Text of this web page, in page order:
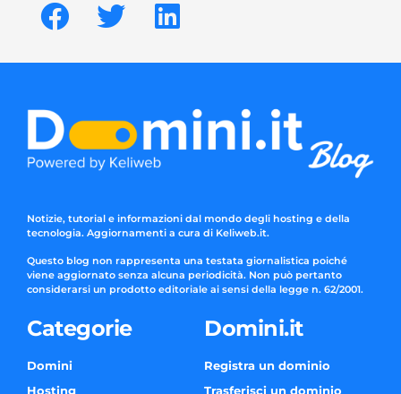
Notizie, tutorial e informazioni dal mondo degli hosting e della
tecnologia. Aggiornamenti a cura di Keliweb.it.
Questo blog non rappresenta una testata giornalistica poiché
viene aggiornato senza alcuna periodicità. Non può pertanto
considerarsi un prodotto editoriale ai sensi della legge n. 62/2001.
Categorie
Domini
Hosting
Domini.it
Registra un dominio
Trasferisci un dominio